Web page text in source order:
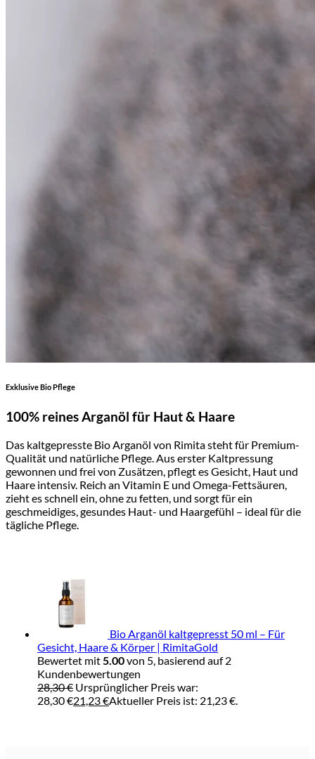
Exklusive Bio Pflege
100% reines Arganöl für Haut & Haare
Das kaltgepresste Bio Arganöl von Rimita steht für Premium-
Qualität und natürliche Pflege. Aus erster Kaltpressung
gewonnen und frei von Zusätzen, pflegt es Gesicht, Haut und
Haare intensiv. Reich an Vitamin E und Omega-Fettsäuren,
zieht es schnell ein, ohne zu fetten, und sorgt für ein
geschmeidiges, gesundes Haut- und Haargefühl – ideal für die
tägliche Pflege.
Bio Arganöl kaltgepresst 50 ml – Für
Gesicht, Haare & Körper | RimitaGold
Bewertet mit 5.00von 5, basierend auf2
Kundenbewertungen
28,30€ Ursprünglicher Preis war:
28,30 €21,23€Aktueller Preis ist: 21,23 €.